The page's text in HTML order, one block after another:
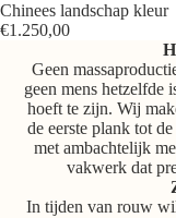
Chinees landschap kleur
€1.250,00
Geen
geen mens hetzelfde
hoeft te zijn. Wij
de eerste plank tot
met ambachtelijk
vakwerk dat
In tijden van rouw